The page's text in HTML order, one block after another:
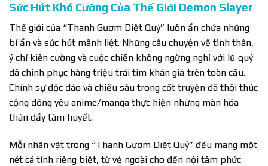
Sức Hút Khó Cưỡng Của Thế Giới Demon Slayer
Thế giới của “Thanh Gươm Diệt Quỷ” luôn ẩn chứa những
bí ẩn và sức hút mãnh liệt. Những câu chuyện về tình thân,
ý chí kiên cường và cuộc chiến không ngừng nghỉ với lũ quỷ
đã chinh phục hàng triệu trái tim khán giả trên toàn cầu.
Chính sự độc đáo và chiều sâu trong cốt truyện đã thôi thúc
cộng đồng yêu anime/manga thực hiện những màn hóa
thân đầy tâm huyết.
Mỗi nhân vật trong “Thanh Gươm Diệt Quỷ” đều mang một
nét cá tính riêng biệt, từ vẻ ngoài cho đến nội tâm phức